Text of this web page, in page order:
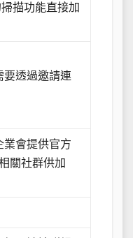
描功能直接加
要透過邀請連
業會提供官方
關社群供加